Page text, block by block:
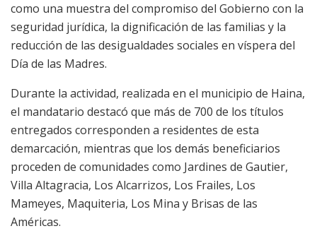
como una muestra del compromiso del Gobierno con la
seguridad jurídica, la dignificación de las familias y la
reducción de las desigualdades sociales en víspera del
Día de las Madres.
Durante la actividad, realizada en el municipio de Haina,
el mandatario destacó que más de 700 de los títulos
entregados corresponden a residentes de esta
demarcación, mientras que los demás beneficiarios
proceden de comunidades como Jardines de Gautier,
Villa Altagracia, Los Alcarrizos, Los Frailes, Los
Mameyes, Maquiteria, Los Mina y Brisas de las
Américas.